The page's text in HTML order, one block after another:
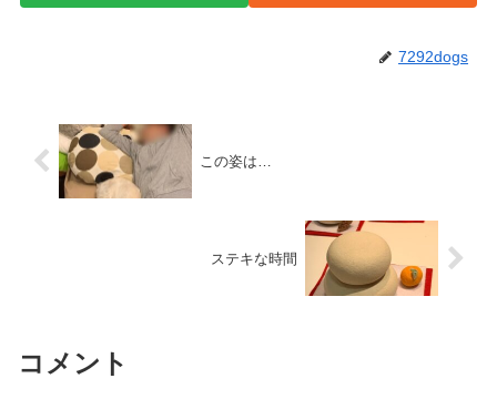
7292dogs
この姿は…
ステキな時間
コメント